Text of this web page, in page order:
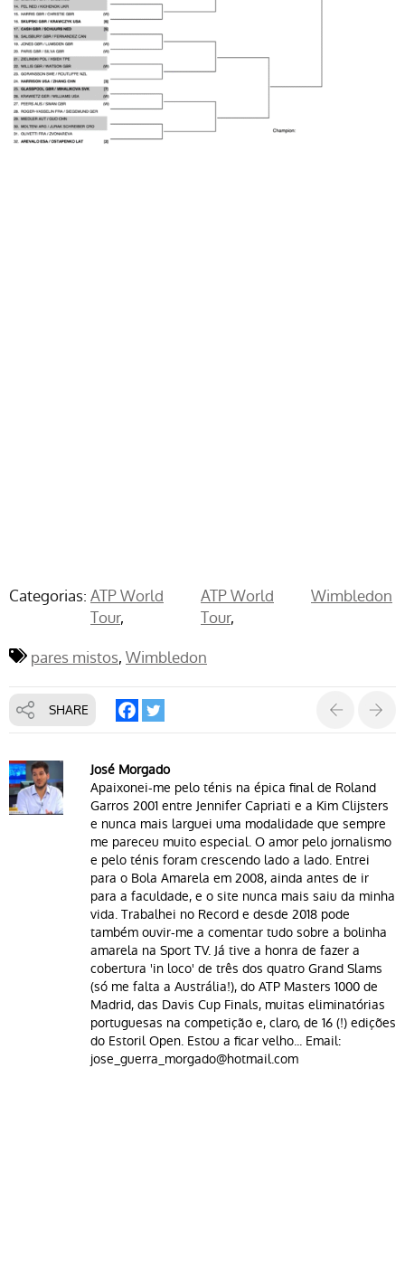
Categorias: ATP World
Tour
ATP World
Tour
Wimbledon
pares mistos Wimbledon
SHARE
José Morgado
Apaixonei-me pelo ténis na épica final de Roland
Garros 2001 entre Jennifer Capriati e a Kim Clijsters
e nunca mais larguei uma modalidade que sempre
me pareceu muito especial. O amor pelo jornalismo
e pelo ténis foram crescendo lado a lado. Entrei
para o Bola Amarela em 2008, ainda antes de ir
para a faculdade, e o site nunca mais saiu da minha
vida. Trabalhei no Record e desde 2018 pode
também ouvir-me a comentar tudo sobre a bolinha
amarela na Sport TV. Já tive a honra de fazer a
cobertura 'in loco' de três dos quatro Grand Slams
(só me falta a Austrália!), do ATP Masters 1000 de
Madrid, das Davis Cup Finals, muitas eliminatórias
portuguesas na competição e, claro, de 16 (!) edições
do Estoril Open. Estou a ficar velho... Email:
jose_guerra_morgado@hotmail.com